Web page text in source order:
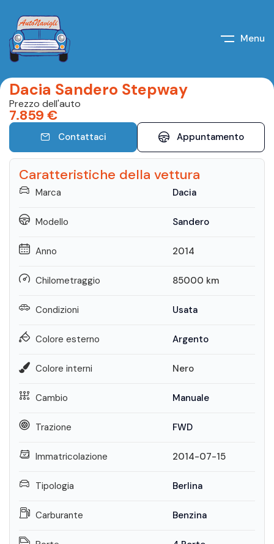
Menu
Dacia Sandero Stepway
Prezzo dell'auto
7.859 €
Contattaci Appuntamento
Caratteristiche della vettura
Marca Dacia
Modello Sandero
Anno 2014
Chilometraggio 85000 km
Condizioni Usata
Colore esterno Argento
Colore interni Nero
Cambio Manuale
Trazione FWD
Immatricolazione 2014-07-15
Tipologia Berlina
Carburante Benzina